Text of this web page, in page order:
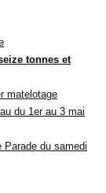
tonnes et
matelotage
du 1er au 3 mai
Parade du samedi